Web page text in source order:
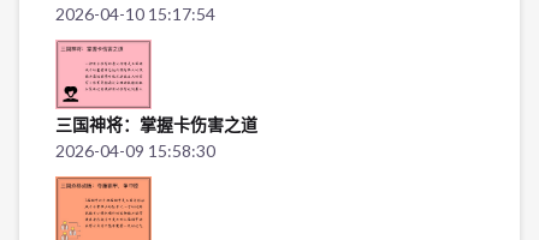
2026-04-10 15:17:54
三国神将：掌握卡伤害之道
2026-04-09 15:58:30